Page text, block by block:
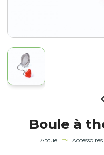

Boule à
Accueil Accessoires